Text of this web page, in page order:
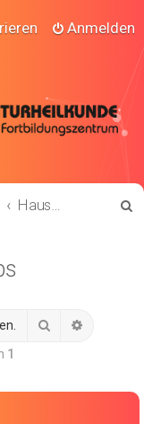
Anmelden
Hausmittel & Geheim-Tipps
Suche
1